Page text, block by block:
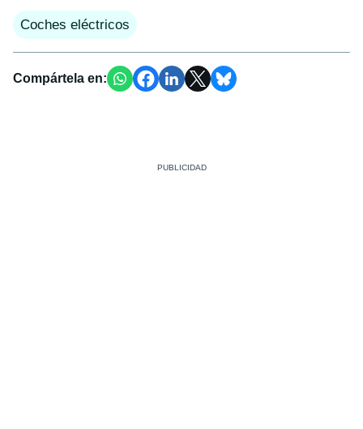
Coches eléctricos
Compártela en: